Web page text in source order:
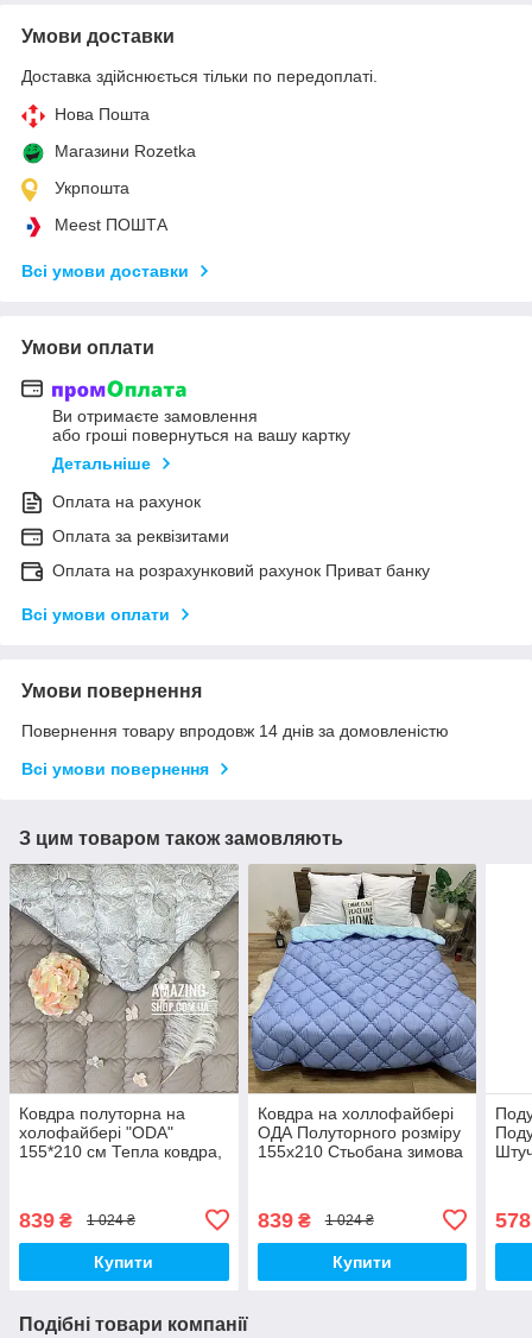
Умови доставки
Доставка здійснюється тільки по передоплаті.
Нова Пошта
Магазини Rozetka
Укрпошта
Meest ПОШТА
Всі умови доставки
Умови оплати
Ви отримаєте замовлення
або гроші повернуться на вашу картку
Детальніше
Оплата на рахунок
Оплата за реквізитами
Оплата на розрахунковий рахунок Приват банку
Всі умови оплати
Умови повернення
Повернення товару впродовж 14 днів за домовленістю
Всі умови повернення
З цим товаром також замовляють
Ковдра полуторна на
холофайбері "ODA"
155*210 см Тепла ковдра,
839 ₴ 1 024 ₴
Купити
Ковдра на холлофайбері
ОДА Полуторного розміру
155х210 Стьобана зимова
839₴ 1 024 ₴
Купити
578
Подібні товари компанії